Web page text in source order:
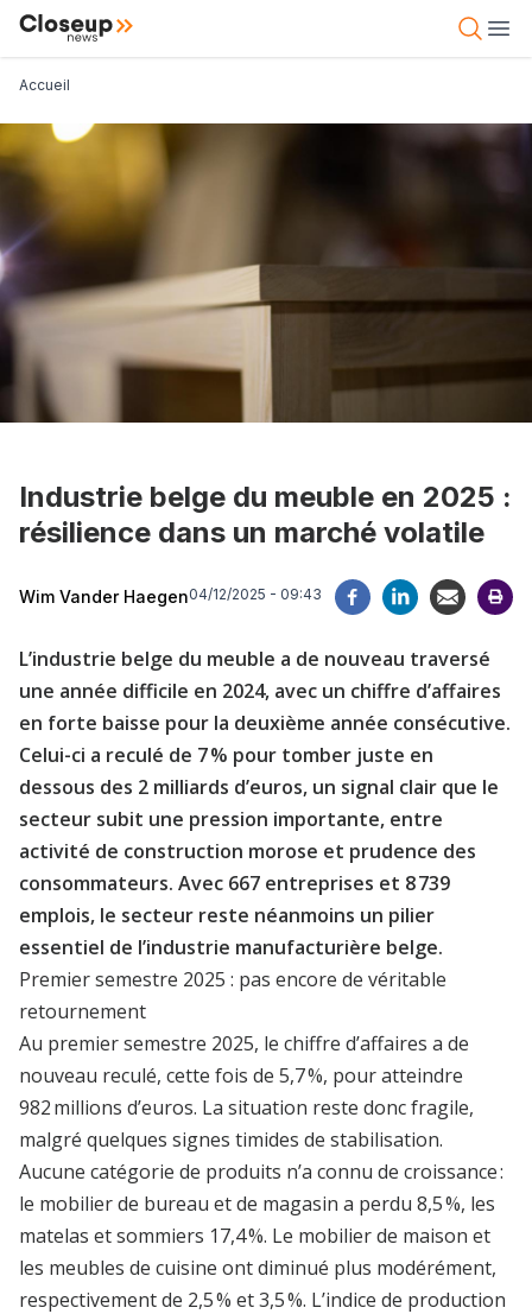
Aller
Close Up News
Open
Fil d'Ariane
Accueil
Industrie belge du meuble en 2025 :
résilience dans un marché volatile
Wim Vander Haegen04/12/2025 - 09:43
L’industrie belge du meuble a de nouveau traversé
une année difficile en 2024, avec un chiffre d’affaires
en forte baisse pour la deuxième année consécutive.
Celui-ci a reculé de 7 % pour tomber juste en
dessous des 2 milliards d’euros, un signal clair que le
secteur subit une pression importante, entre
activité de construction morose et prudence des
consommateurs. Avec 667 entreprises et 8 739
emplois, le secteur reste néanmoins un pilier
essentiel de l’industrie manufacturière belge.
Premier semestre 2025 : pas encore de véritable
retournement
Au premier semestre 2025, le chiffre d’affaires a de
nouveau reculé, cette fois de 5,7 %, pour atteindre
982 millions d’euros. La situation reste donc fragile,
malgré quelques signes timides de stabilisation.
Aucune catégorie de produits n’a connu de croissance :
le mobilier de bureau et de magasin a perdu 8,5 %, les
matelas et sommiers 17,4 %. Le mobilier de maison et
les meubles de cuisine ont diminué plus modérément,
respectivement de 2,5 % et 3,5 %. L’indice de production